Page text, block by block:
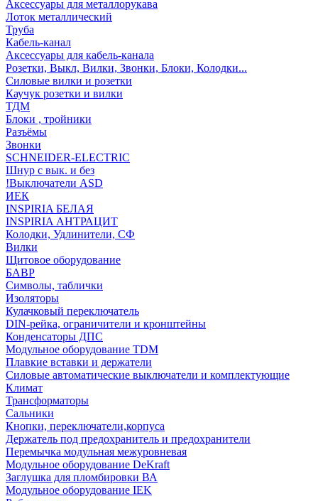
Аксессуары для металлорукава
Лоток металлический
Труба
Кабель-канал
Аксессуары для кабель-канала
Розетки, Выкл, Вилки, Звонки, Блоки, Колодки...
Силовые вилки и розетки
Каучук розетки и вилки
ТДМ
Блоки , тройники
Разъёмы
Звонки
SCHNEIDER-ELECTRIC
Шнур с вык. и без
!Выключатели ASD
ИЕК
INSPIRIA БЕЛАЯ
INSPIRIA АНТРАЦИТ
Колодки, Удлинители, СФ
Вилки
Щитовое оборудование
БАВР
Символы, таблички
Изоляторы
Кулачковый переключатель
DIN-рейка, ограничители и кронштейны
Конденсаторы ДПС
Модульное оборудование TDM
Плавкие вставки и держатели
Силовые автоматические выключатели и комплектующие
Климат
Трансформаторы
Сальники
Кнопки, переключатели,корпуса
Держатель под предохранитель и предохранители
Перемычка модульная межуровневая
Модульное оборудование DeKraft
Заглушка для пломбировки ВА
Модульное оборудование IEK